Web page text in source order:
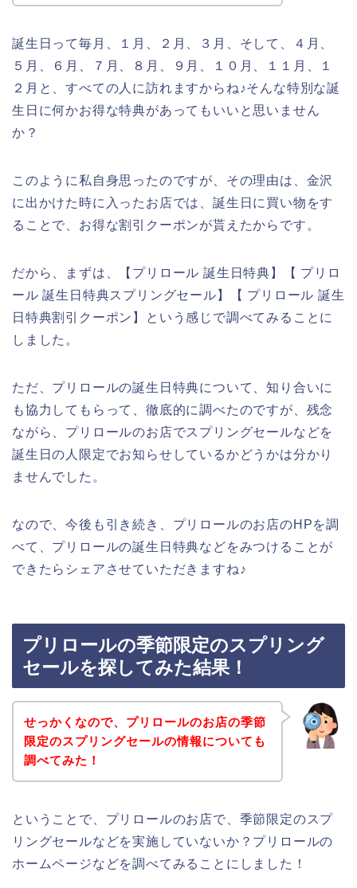
誕生日って毎月、１月、２月、３月、そして、４月、
５月、６月、７月、８月、９月、１０月、１１月、１
２月と、すべての人に訪れますからね♪そんな特別な誕
生日に何かお得な特典があってもいいと思いません
か？
このように私自身思ったのですが、その理由は、金沢
に出かけた時に入ったお店では、誕生日に買い物をす
ることで、お得な割引クーポンが貰えたからです。
だから、まずは、【プリロール 誕生日特典】【 プリロ
ール 誕生日特典スプリングセール】【 プリロール 誕生
日特典割引クーポン】という感じで調べてみることに
しました。
ただ、プリロールの誕生日特典について、知り合いに
も協力してもらって、徹底的に調べたのですが、残念
ながら、プリロールのお店でスプリングセールなどを
誕生日の人限定でお知らせしているかどうかは分かり
ませんでした。
なので、今後も引き続き、プリロールのお店のHPを調
べて、プリロールの誕生日特典などをみつけることが
できたらシェアさせていただきますね♪
プリロールの季節限定のスプリング
セールを探してみた結果！
せっかくなので、プリロールのお店の季節
限定のスプリングセールの情報についても
調べてみた！
ということで、プリロールのお店で、季節限定のスプ
リングセールなどを実施していないか？プリロールの
ホームページなどを調べてみることにしました！